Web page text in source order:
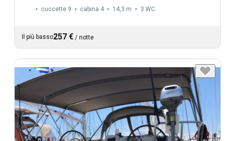
cuccette 9 cabina 4 14,3 m 3 WC
Il più basso257 € / notte